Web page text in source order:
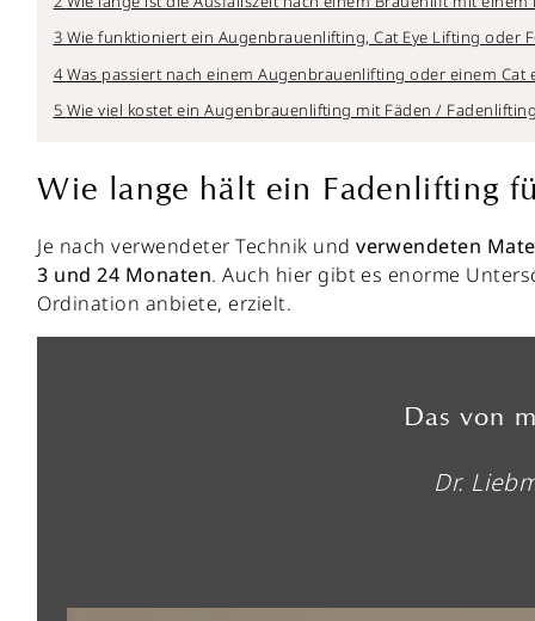
Wie funktioniert ein Augenbrauenlifting, Cat Eye Lifting oder
Was passiert nach einem Augenbrauenlifting oder einem Cat
Wie viel kostet ein Augenbrauenlifting mit Fäden /
Wie lange hält ein Fadenlifting
Je nach verwendeter Technik undverwendeten
3 und 24 Monaten. Auch hier gibt es enorme
Ordination anbiete, erzielt.
Das von
Dr.